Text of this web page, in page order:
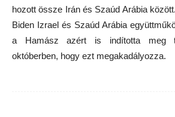
hozott össze Irán és Szaúd Arábia
Biden Izrael és Szaúd Arábia
a Hamász azért is indította meg
októberben, hogy ezt megakadályozza.